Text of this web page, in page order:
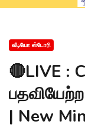
வீடியோ ஸ்டோரி
🔴LIVE :
| New